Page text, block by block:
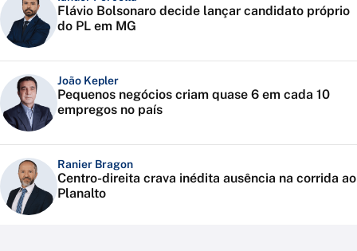
Flávio Bolsonaro decide lançar candidato próprio
do PL em MG
João Kepler
Pequenos negócios criam quase 6 em cada 10
empregos no país
Ranier Bragon
Centro-direita crava inédita ausência na corrida ao
Planalto